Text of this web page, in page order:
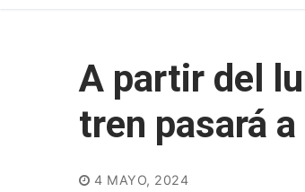
A partir del
tren pasará
4 MAYO, 2024